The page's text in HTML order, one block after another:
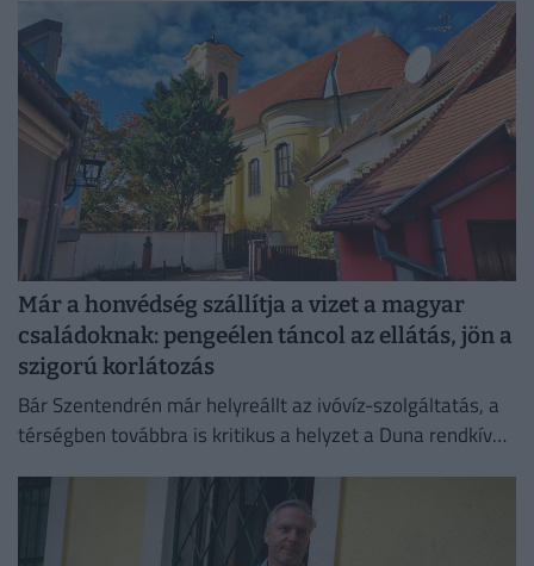
Már a honvédség szállítja a vizet a magyar
családoknak: pengeélen táncol az ellátás, jön a
szigorú korlátozás
Bár Szentendrén már helyreállt az ivóvíz-szolgáltatás, a
térségben továbbra is kritikus a helyzet a Duna rendkívül